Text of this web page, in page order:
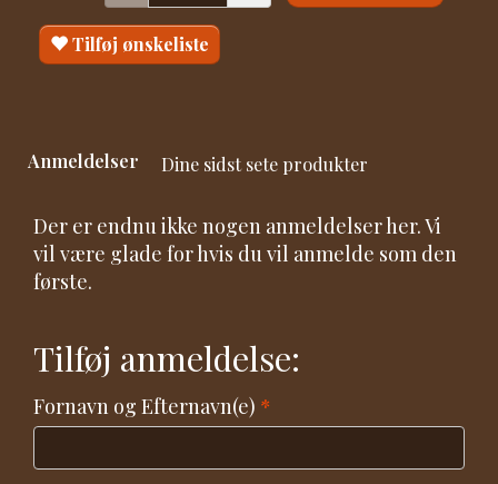
Tilføj ønskeliste
Anmeldelser Dine sidst sete produkter
Der er endnu ikke nogen anmeldelser her. Vi
vil være glade for hvis du vil anmelde som den
første.
Tilføj anmeldelse:
Fornavn og Efternavn(e)